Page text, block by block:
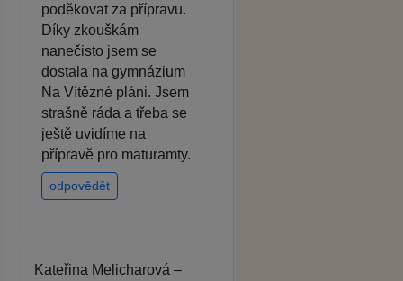
poděkovat za přípravu.
Díky zkouškám
nanečisto jsem se
dostala na gymnázium
Na Vítězné pláni. Jsem
strašně ráda a třeba se
ještě uvidíme na
přípravě pro maturamty.
odpovědět
Kateřina Melicharová –